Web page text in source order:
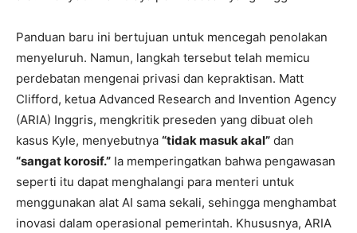
Panduan baru ini bertujuan untuk mencegah penolakan
menyeluruh. Namun, langkah tersebut telah memicu
perdebatan mengenai privasi dan kepraktisan. Matt
Clifford, ketua Advanced Research and Invention Agency
(ARIA) Inggris, mengkritik preseden yang dibuat oleh
kasus Kyle, menyebutnya “tidak masuk akal” dan
“sangat korosif.” Ia memperingatkan bahwa pengawasan
seperti itu dapat menghalangi para menteri untuk
menggunakan alat AI sama sekali, sehingga menghambat
inovasi dalam operasional pemerintah. Khususnya, ARIA